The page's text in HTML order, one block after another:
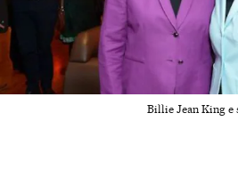
Billie Jean King e